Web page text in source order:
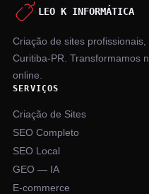
LEO K INFORMÁTICA
Criação de sites
Curitiba-PR. Transformamos
online.
SERVIÇOS
Criação de Sites
SEO Completo
SEO Local
GEO — IA
E-commerce